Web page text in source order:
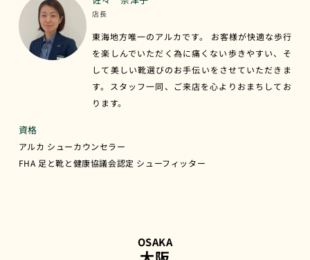
店長
東海地方唯一のアルカです。 お客様が快適な歩行
を楽しんでいただく為に痛くない歩きやすい、そ
して美しい靴選びのお手伝いをさせていただきま
す。スタッフ一同、ご来店を心よりおまちしてお
ります。
資格
アルカ シューカウンセラー
FHA 足と靴と健康協議会認定 シューフィッター
OSAKA